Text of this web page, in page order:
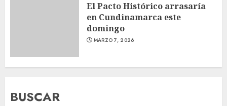
El Pacto Histórico arrasaría
en Cundinamarca este
domingo
MARZO 7, 2026
BUSCAR